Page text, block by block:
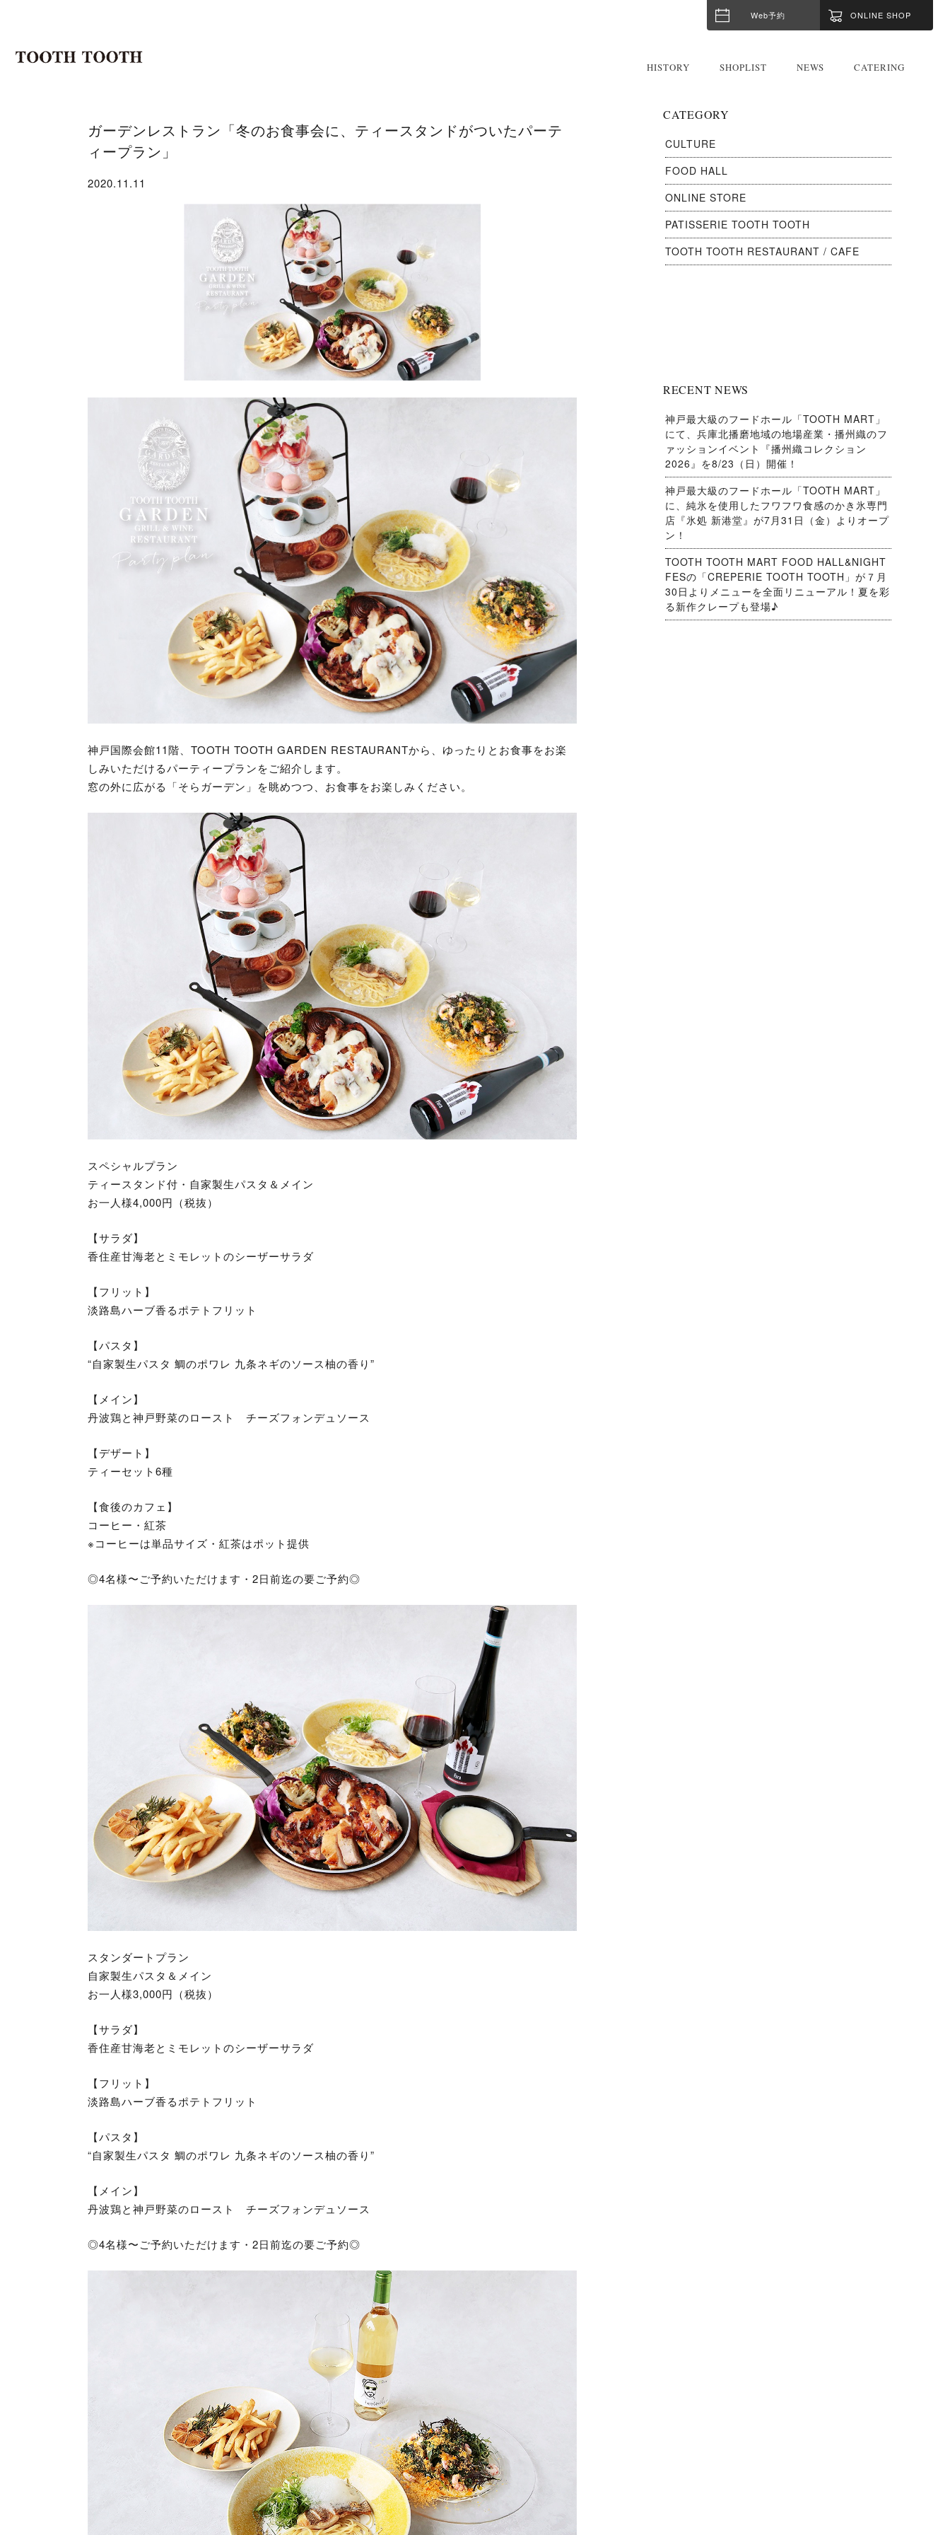
ONLINE SHOP
Web予約
HISTORY SHOPLIST NEWS CATERING
ガーデンレストラン「冬のお食事会に、ティースタンドがついたパーテ
ィープラン」
2020.11.11
神戸国際会館11階、TOOTH TOOTH GARDEN RESTAURANTから、ゆったりとお食事をお楽
しみいただけるパーティープランをご紹介します。
窓の外に広がる「そらガーデン」を眺めつつ、お食事をお楽しみください。
スペシャルプラン
ティースタンド付・自家製生パスタ＆メイン
お一人様4,000円（税抜）
【サラダ】
香住産甘海老とミモレットのシーザーサラダ
【フリット】
淡路島ハーブ香るポテトフリット
【パスタ】
“自家製生パスタ 鯛のポワレ 九条ネギのソース柚の香り”
【メイン】
丹波鶏と神戸野菜のロースト チーズフォンデュソース
【デザート】
ティーセット6種
【食後のカフェ】
コーヒー・紅茶
※コーヒーは単品サイズ・紅茶はポット提供
◎4名様〜ご予約いただけます・2日前迄の要ご予約◎
スタンダートプラン
自家製生パスタ＆メイン
お一人様3,000円（税抜）
【サラダ】
香住産甘海老とミモレットのシーザーサラダ
【フリット】
淡路島ハーブ香るポテトフリット
【パスタ】
“自家製生パスタ 鯛のポワレ 九条ネギのソース柚の香り”
【メイン】
丹波鶏と神戸野菜のロースト チーズフォンデュソース
◎4名様〜ご予約いただけます・2日前迄の要ご予約◎
CATEGORY
CULTURE
FOOD HALL
ONLINE STORE
PATISSERIE TOOTH TOOTH
TOOTH TOOTH RESTAURANT / CAFE
RECENT NEWS
神戸最大級のフードホール「TOOTH MART」
にて、兵庫北播磨地域の地場産業・播州織のフ
ァッションイベント『播州織コレクション
2026』を8/23（日）開催！
神戸最大級のフードホール「TOOTH MART」
に、純氷を使用したフワフワ食感のかき氷専門
店『氷処 新港堂』が7月31日（金）よりオープ
ン！
TOOTH TOOTH MART FOOD HALL&NIGHT
FESの「CREPERIE TOOTH TOOTH」が７月
30日よりメニューを全面リニューアル！夏を彩
る新作クレープも登場♪